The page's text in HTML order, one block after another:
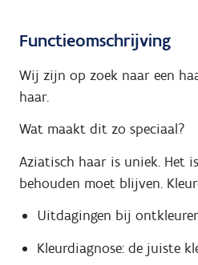
Functieomschrijving
Wij zijn op zoek naar een
haar.
Wat maakt dit zo speciaal?
Aziatisch haar is uniek. Het
behouden moet blijven.
Uitdagingen bij
Kleurdiagnose: de juiste